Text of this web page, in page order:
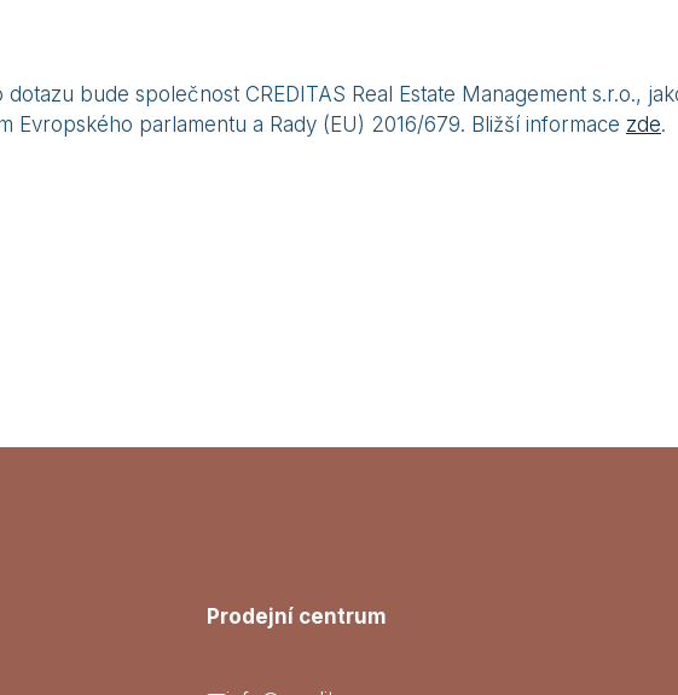
bude společnost CREDITAS Real Estate Management s.r.o.,
Evropského parlamentu a Rady (EU) 2016/679. Bližší informace zde.
Prodejní centrum